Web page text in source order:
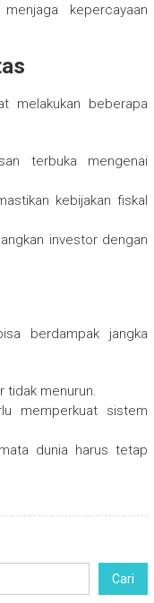
kepercayaan
melakukan beberapa
terbuka mengenai
kebijakan fiskal
investor dengan
berdampak jangka
tidak menurun.
memperkuat sistem
dunia harus tetap
Cari